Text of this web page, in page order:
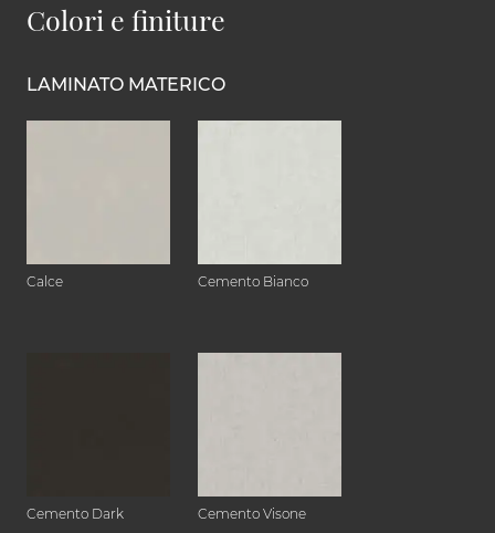
Colori e finiture
LAMINATO MATERICO
Calce Cemento Bianco
Cemento Dark Cemento Visone